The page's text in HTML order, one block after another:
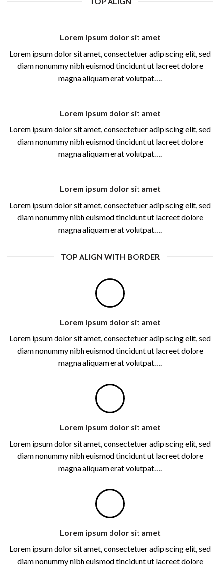
Lorem ipsum dolor sit amet
Lorem ipsum dolor sit amet, consectetuer adipiscing elit, sed
diam nonummy nibh euismod tincidunt ut laoreet dolore
magna aliquam erat volutpat….
Lorem ipsum dolor sit amet
Lorem ipsum dolor sit amet, consectetuer adipiscing elit, sed
diam nonummy nibh euismod tincidunt ut laoreet dolore
magna aliquam erat volutpat….
Lorem ipsum dolor sit amet
Lorem ipsum dolor sit amet, consectetuer adipiscing elit, sed
diam nonummy nibh euismod tincidunt ut laoreet dolore
magna aliquam erat volutpat….
TOP ALIGN WITH BORDER
Lorem ipsum dolor sit amet
Lorem ipsum dolor sit amet, consectetuer adipiscing elit, sed
diam nonummy nibh euismod tincidunt ut laoreet dolore
magna aliquam erat volutpat….
Lorem ipsum dolor sit amet
Lorem ipsum dolor sit amet, consectetuer adipiscing elit, sed
diam nonummy nibh euismod tincidunt ut laoreet dolore
magna aliquam erat volutpat….
Lorem ipsum dolor sit amet
Lorem ipsum dolor sit amet, consectetuer adipiscing elit, sed
diam nonummy nibh euismod tincidunt ut laoreet dolore